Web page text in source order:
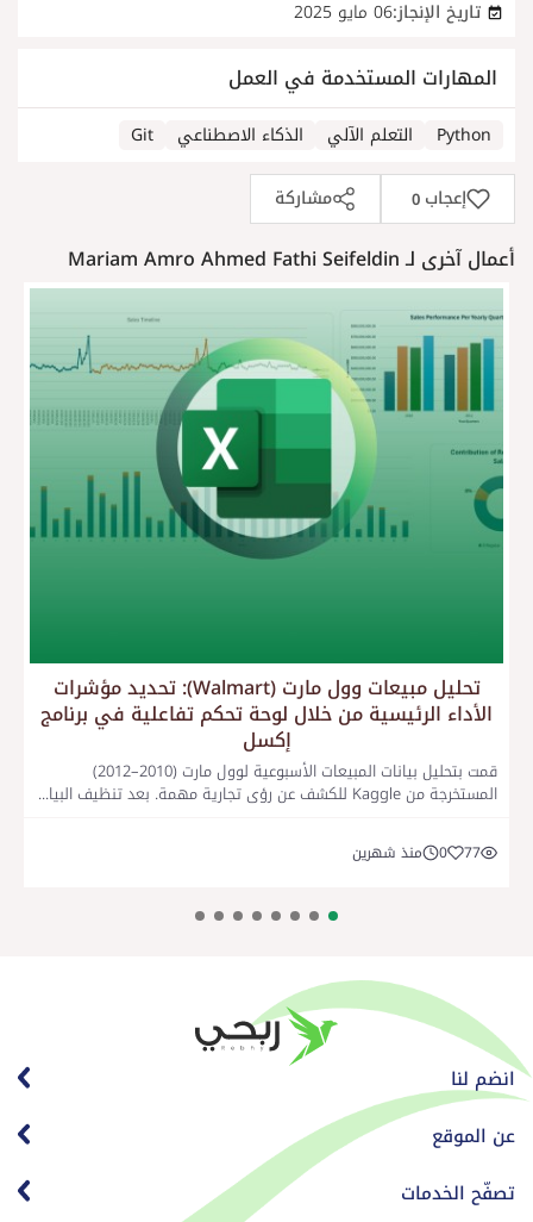
تاريخ الإنجاز:06 مايو 2025
المهارات المستخدمة في العمل
Python التعلم الآلي الذكاء الاصطناعي
Git
إعجاب 0 مشاركة
أعمال آخرى لـ Mariam Amro Ahmed Fathi Seifeldin
تحليل مبيعات وول مارت (Walmart): تحديد مؤشرات
الأداء الرئيسية من خلال لوحة تحكم تفاعلية في برنامج
إكسل
قمت بتحليل بيانات المبيعات الأسبوعية لوول مارت (2010–2012)
المستخرجة من Kaggle للكشف عن رؤى تجارية مهمة. بعد تنظيف البيا...
77
0 منذ شهرين
انضم لنا
عن الموقع
تصفّح الخدمات